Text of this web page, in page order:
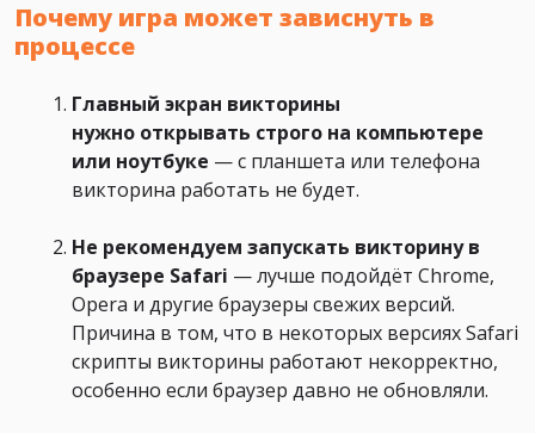
Почему игра может зависнуть в
процессе
Главный экран викторины
нужно открывать строго на компьютере
или ноутбуке — с планшета или телефона
викторина работать не будет.
Не рекомендуем запускать викторину в
браузере Safari — лучше подойдёт Chrome,
Opera и другие браузеры свежих версий.
Причина в том, что в некоторых версиях Safari
скрипты викторины работают некорректно,
особенно если браузер давно не обновляли.